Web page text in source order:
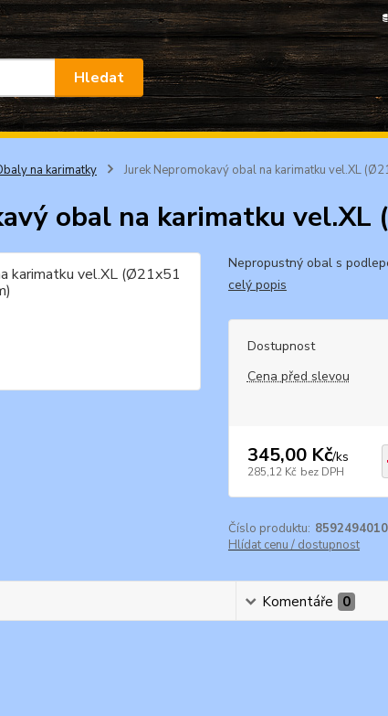
Hledat
na karimatky Jurek Nepromokavý obal na karimatku vel.XL
obal na karimatku vel.XL
Nepropustný obal s
celý popis
Dostupnost
Cena před slevou
345,00 Kč/ks
285,12 Kč bez DPH
Číslo produktu:
Hlídat cenu / dostupnost
Komentáře 0